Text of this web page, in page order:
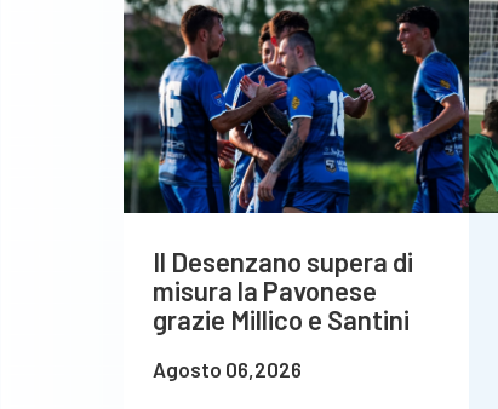
Il Desenzano supera di
misura la Pavonese
grazie Millico e Santini
Agosto 06,2026